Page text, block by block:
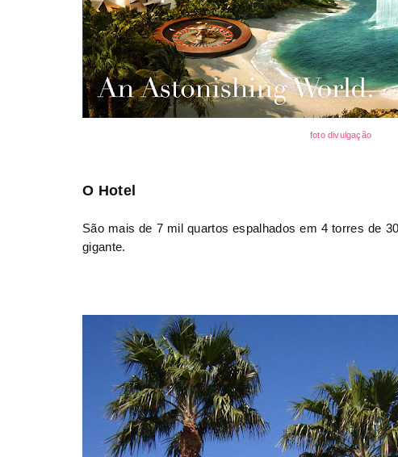
foto divulgação
O Hotel
São mais de 7 mil quartos espalhados em 4 torres de
gigante.